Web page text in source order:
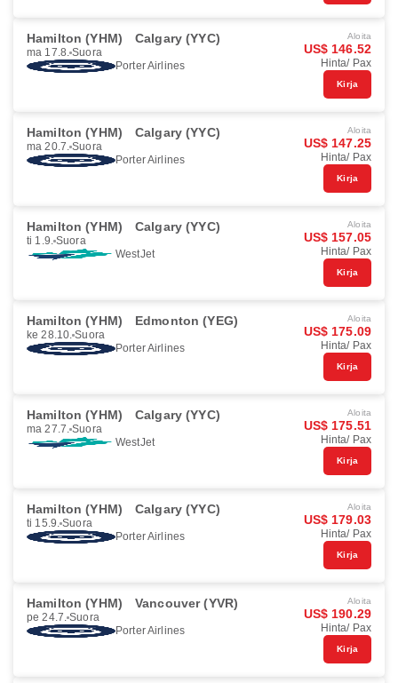
Hamilton (YHM) Calgary (YYC)
ma 17.8. Suora
Porter Airlines
Aloita
US$ 146.52
Hinta/ Pax
Kirja
Hamilton (YHM) Calgary (YYC)
ma 20.7. Suora
Porter Airlines
Aloita
US$ 147.25
Hinta/ Pax
Kirja
Hamilton (YHM) Calgary (YYC)
ti 1.9. Suora
WestJet
Aloita
US$ 157.05
Hinta/ Pax
Kirja
Hamilton (YHM) Edmonton (YEG)
ke 28.10. Suora
Porter Airlines
Aloita
US$ 175.09
Hinta/ Pax
Kirja
Hamilton (YHM) Calgary (YYC)
ma 27.7. Suora
WestJet
Aloita
US$ 175.51
Hinta/ Pax
Kirja
Hamilton (YHM) Calgary (YYC)
ti 15.9. Suora
Porter Airlines
Aloita
US$ 179.03
Hinta/ Pax
Kirja
Hamilton (YHM) Vancouver (YVR)
pe 24.7. Suora
Porter Airlines
Aloita
US$ 190.29
Hinta/ Pax
Kirja